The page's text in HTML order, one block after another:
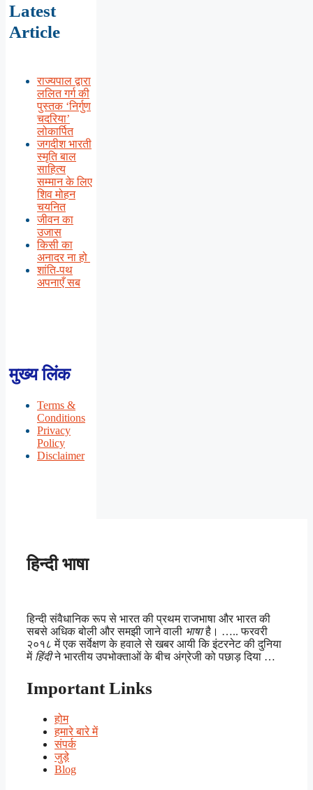
Latest
Article
राज्यपाल द्वारा
ललित गर्ग की
पुस्तक ‘निर्गुण
चदरिया’
लोकार्पित
जगदीश भारती
स्मृति बाल
साहित्य
सम्मान के लिए
शिव मोहन
चयनित
जीवन का
उजास
किसी का
अनादर ना हो
शांति-पथ
अपनाएँ सब
मुख्य लिंक
Terms &
Conditions
Privacy
Policy
Disclaimer
हिन्दी भाषा
हिन्दी संवैधानिक रूप से भारत की प्रथम राजभाषा और भारत की
सबसे अधिक बोली और समझी जाने वाली भाषाहै। ….. फरवरी
२०१८ में एक सर्वेक्षण के हवाले से खबर आयी कि इंटरनेट की दुनिया
में हिंदीने भारतीय उपभोक्ताओं के बीच अंग्रेजी को पछाड़ दिया …
Important Links
होम
हमारे बारे में
संपर्क
जुड़े
Blog